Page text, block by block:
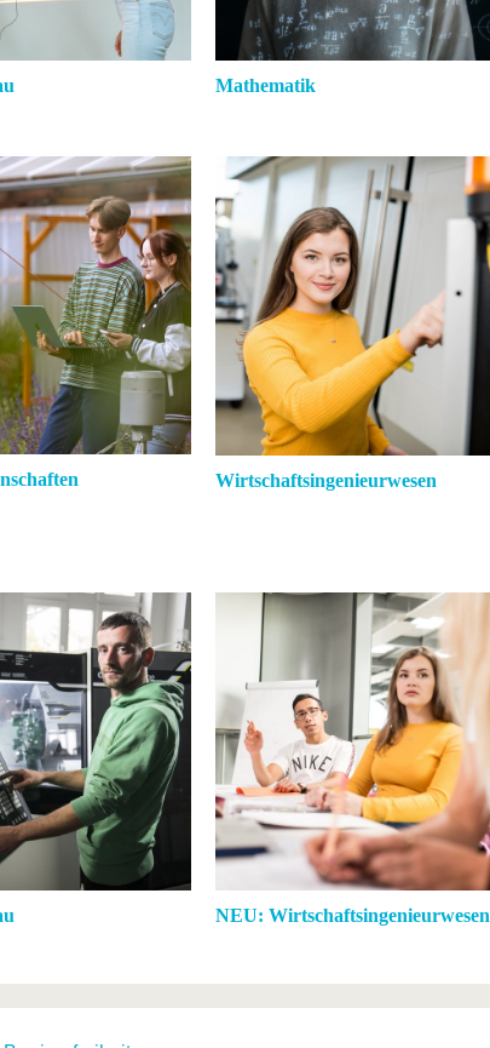
Mathematik
Wirtschaftsingenieurwesen
NEU: Wirtschaftsingenieurwesen